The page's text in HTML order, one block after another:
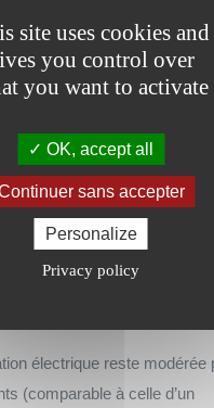
site uses cookies and
you control over
you want to activate
OK, accept all
sans accepter
Personalize
Privacy policy
anciens, des travaux de
peuvent s’avérer
le budget global.
et
annuelle obligatoire coûte
garantit la sécurité et
électrique reste modérée
(comparable à celle d’un